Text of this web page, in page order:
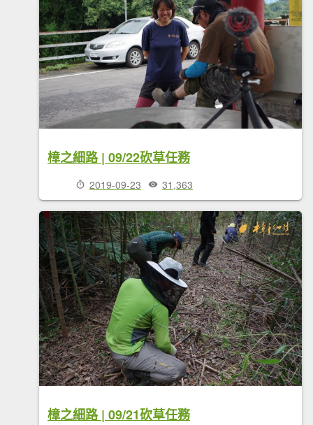
樟之細路 | 09/22砍草任務
2019-09-23 31,363
樟之細路 | 09/21砍草任務